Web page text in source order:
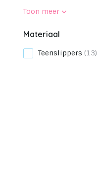
Toon meer
Materiaal
Teenslippers (13)